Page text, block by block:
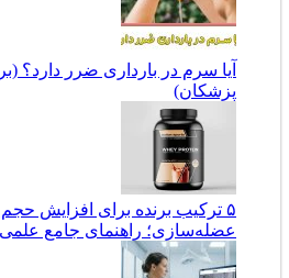
آیا سرم در بارداری ضرر دارد؟
پزشکان)
۵ ترکیب برنده برای افزایش
عضله‌سازی؛ راهنمای جامع